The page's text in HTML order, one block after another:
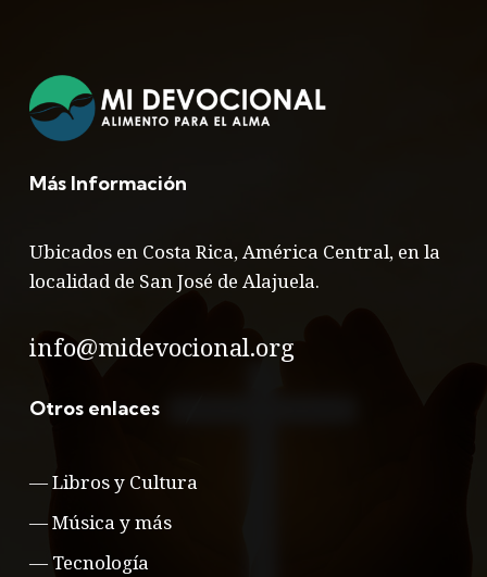
Más Información
Ubicados en Costa Rica, América Central, en la
localidad de San José de Alajuela.
info@midevocional.org
Otros enlaces
—Libros y Cultura
—Música y más
— Tecnología